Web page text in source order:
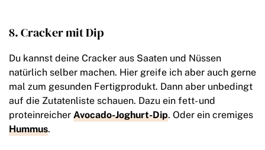
8. Cracker mit Dip
Du kannst deine Cracker aus Saaten und Nüssen
natürlich selber machen. Hier greife ich aber auch gerne
mal zum gesunden Fertigprodukt. Dann aber unbedingt
auf die Zutatenliste schauen. Dazu ein fett- und
proteinreicher Avocado-Joghurt-Dip. Oder ein cremiges
Hummus.